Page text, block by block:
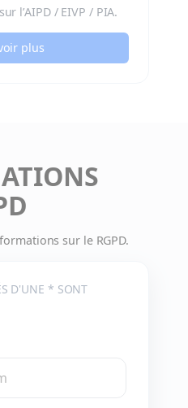
l’AIPD / EIVP / PIA.
plus
sur le RGPD.
D'UNE * SONT